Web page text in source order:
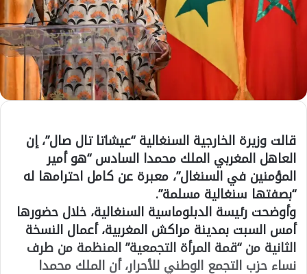
قالت وزيرة الخارجية السنغالية “عيشاتا تال صال”، إن
العاهل المغربي الملك محمدا السادس “هو أمير
المؤمنين في السنغال”، معبرة عن كامل احترامها له
“بصفتها سنغالية مسلمة”.
وأوضحت رئيسة الدبلوماسية السنغالية، خلال حضورها
أمس السبت بمدينة مراكش المغربية، أعمال النسخة
الثانية من “قمة المرأة التجمعية” المنظمة من طرف
نساء حزب التجمع الوطني للأحرار، أن الملك محمدا